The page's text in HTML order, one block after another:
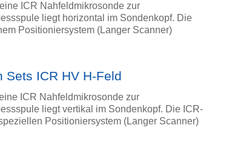
ICR Nahfeldmikrosonde zur
liegt horizontal im Sondenkopf. Die
Positioniersystem (Langer Scanner)
Sets ICR HV H-Feld
ICR Nahfeldmikrosonde zur
liegt vertikal im Sondenkopf. Die ICR-
Positioniersystem (Langer Scanner)